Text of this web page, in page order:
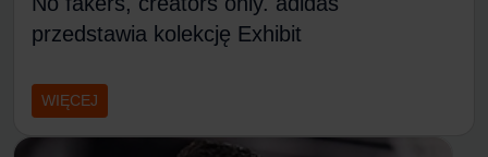
przedstawia kolekcję Exhibit
WIĘCEJ